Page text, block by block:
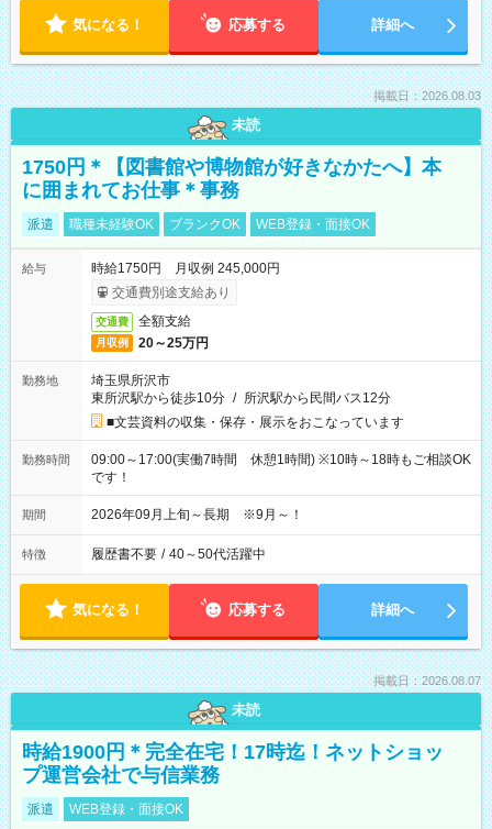
気になる！ 応募する 詳細へ
掲載日：2026.08.03
未読
1750円＊【図書館や博物館が好きなかたへ】本
に囲まれてお仕事＊事務
派遣 職種未経験OK ブランクOK WEB登録・面接OK
給与
時給1750円 月収例 245,000円
交通費別途支給あり
交通費 全額支給
月収例 20～25万円
勤務地
埼玉県所沢市
東所沢駅から徒歩10分 / 所沢駅から民間バス12分
■文芸資料の収集・保存・展示をおこなっています
勤務時間
09:00～17:00(実働7時間 休憩1時間) ※10時～18時もご相談OK
です！
期間 2026年09月上旬～長期 ※9月～！
特徴 履歴書不要 / 40～50代活躍中
気になる！ 応募する 詳細へ
掲載日：2026.08.07
未読
時給1900円＊完全在宅！17時迄！ネットショッ
プ運営会社で与信業務
派遣 WEB登録・面接OK